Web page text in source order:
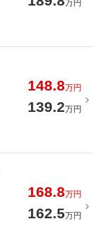
万円
148.8万円
139.2万円
168.8万円
162.5万円